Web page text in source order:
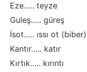
Eze….. teyze
Guleş….. güreş
İsot….. ıssı ot (biber)
Kantır….. katır
Kırtık….. kırıntı